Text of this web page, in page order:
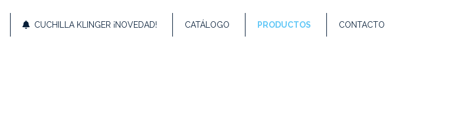
CUCHILLA KLINGER ¡NOVEDAD! CATÁLOGO PRODUCTOS CONTACTO